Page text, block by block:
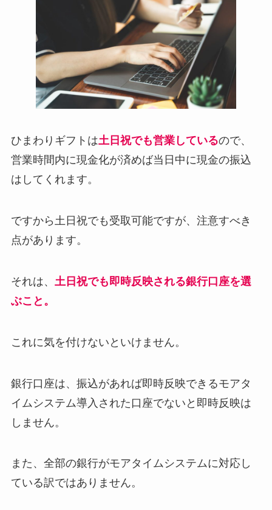
ひまわりギフトは土日祝でも営業しているので、
営業時間内に現金化が済めば当日中に現金の振込
はしてくれます。
ですから土日祝でも受取可能ですが、注意すべき
点があります。
それは、 土日祝でも即時反映される銀行口座を選
ぶこと。
これに気を付けないといけません。
銀行口座は、振込があれば即時反映できるモアタ
イムシステム導入された口座でないと即時反映は
しません。
また、全部の銀行がモアタイムシステムに対応し
ている訳ではありません。